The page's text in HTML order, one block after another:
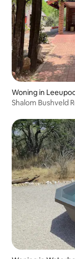
Woning in
Shalom Bushveld